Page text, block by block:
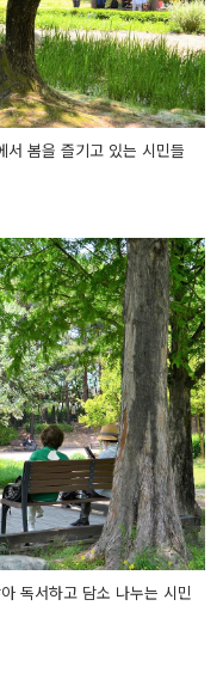
서 봄을 즐기고 있는 시민들
독서하고 담소 나누는 시민